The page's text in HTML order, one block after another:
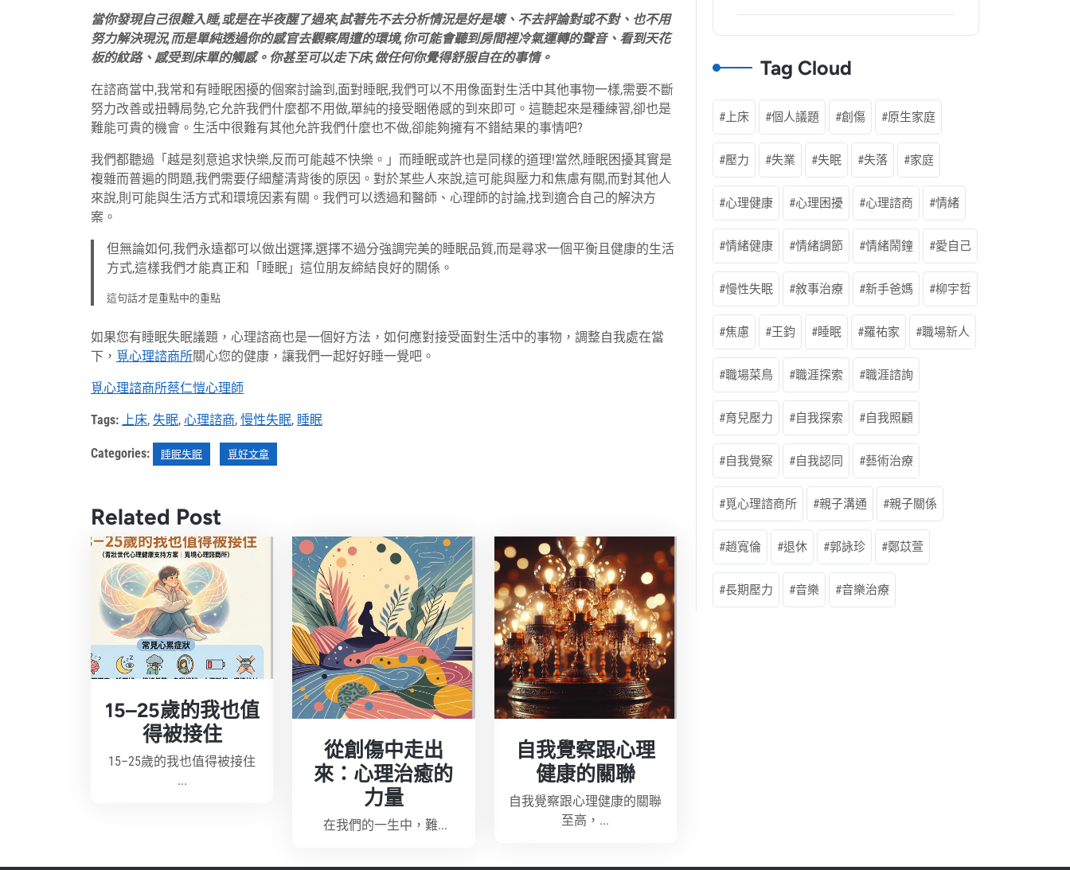
當你發現自己很難入睡,或是在半夜醒了過來,試著先不去分析情況是好是壞、不去評論對或不對、也不用
努力解決現況,而是單純透過你的感官去觀察周遭的環境,你可能會聽到房間裡冷氣運轉的聲音、看到天花
板的紋路、感受到床單的觸感。你甚至可以走下床,做任何你覺得舒服自在的事情。
在諮商當中,我常和有睡眠困擾的個案討論到,面對睡眠,我們可以不用像面對生活中其他事物一樣,需要不斷
努力改善或扭轉局勢,它允許我們什麼都不用做,單純的接受睏倦感的到來即可。這聽起來是種練習,卻也是
難能可貴的機會。生活中很難有其他允許我們什麼也不做,卻能夠擁有不錯結果的事情吧?
我們都聽過「越是刻意追求快樂,反而可能越不快樂。」而睡眠或許也是同樣的道理!當然,睡眠困擾其實是
複雜而普遍的問題,我們需要仔細釐清背後的原因。對於某些人來說,這可能與壓力和焦慮有關,而對其他人
來說,則可能與生活方式和環境因素有關。我們可以透過和醫師、心理師的討論,找到適合自己的解決方
案。
但無論如何,我們永遠都可以做出選擇,選擇不過分強調完美的睡眠品質,而是尋求一個平衡且健康的生活
方式,這樣我們才能真正和「睡眠」這位朋友締結良好的關係。
這句話才是重點中的重點
如果您有睡眠失眠議題，心理諮商也是一個好方法，如何應對接受面對生活中的事物，調整自我處在當
下， 覓心理諮商所關心您的健康，讓我們一起好好睡一覺吧。
覓心理諮商所蔡仁愷心理師
Tags: 上床, 失眠, 心理諮商, 慢性失眠, 睡眠
Categories: 睡眠失眠 覓好文章
Related Post
15–25歲的我也值
得被接住
15–25歲的我也值得被接住
...
從創傷中走出
來：心理治癒的
力量
在我們的一生中，難...
自我覺察跟心理
健康的關聯
自我覺察跟心理健康的關聯
至高，...
Tag Cloud
上床 個人議題 創傷 原生家庭
壓力 失業 失眠 失落 家庭
心理健康 心理困擾 心理諮商 情緒
情緒健康 情緒調節 情緒鬧鐘 愛自己
慢性失眠 敘事治療 新手爸媽 柳宇哲
焦慮 王鈞 睡眠 羅祐家 職場新人
職場菜鳥 職涯探索 職涯諮詢
育兒壓力 自我探索 自我照顧
自我覺察 自我認同 藝術治療
覓心理諮商所 親子溝通 親子關係
趙寬倫 退休 郭詠珍 鄭苡萱
長期壓力 音樂 音樂治療